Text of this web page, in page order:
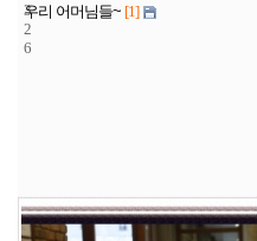
3
2
6
우리 어머님들~ [1]